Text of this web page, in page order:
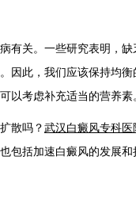
关。一些研究表明，缺
因此，我们应该保持均
以考虑补充适当的营养素
散吗？ 武汉白癜风专科医
包括加速白癜风的发展